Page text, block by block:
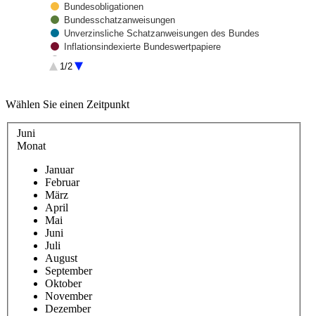
Bundesobligationen
Bundesschatzanweisungen
Unverzinsliche Schatzanweisungen des Bundes
Inflationsindexierte Bundeswertpapiere
Grüne Bundeswertpapiere
Sonstige Bundeswertpapiere
Sonstige Kredite und Buchschulden
1/2
Wählen Sie einen Zeitpunkt
Juni
Monat
Januar
Februar
März
April
Mai
Juni
Juli
August
September
Oktober
November
Dezember